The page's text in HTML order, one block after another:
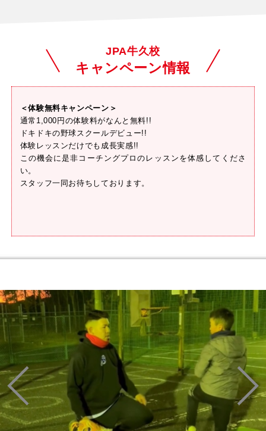
JPA牛久校
キャンペーン情報
＜体験無料キャンペーン＞
通常1,000円の体験料がなんと無料!!
ドキドキの野球スクールデビュー!!
体験レッスンだけでも成長実感!!
この機会に是非コーチングプロのレッスンを体感してくださ
い。
スタッフ一同お待ちしております。